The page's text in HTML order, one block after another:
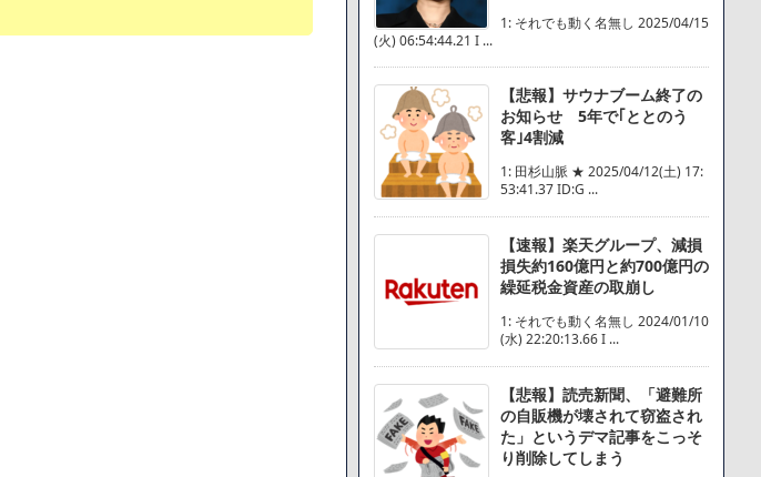
1: それでも動く名無し 2025/04/15
(火) 06:54:44.21 I ...
【悲報】サウナブーム終了の
お知らせ 5年で｢ととのう
客｣4割減
1: 田杉山脈 ★ 2025/04/12(土) 17:
53:41.37 ID:G ...
【速報】楽天グループ、減損
損失約160億円と約700億円の
繰延税金資産の取崩し
1: それでも動く名無し 2024/01/10
(水) 22:20:13.66 I ...
【悲報】読売新聞、「避難所
の自販機が壊されて窃盗され
た」というデマ記事をこっそ
り削除してしまう